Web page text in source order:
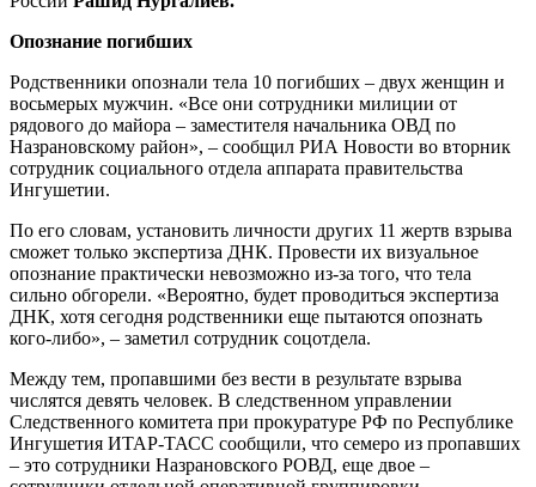
Опознание погибших
Родственники опознали тела 10 погибших – двух женщин и
восьмерых мужчин. «Все они сотрудники милиции от
рядового до майора – заместителя начальника ОВД по
Назрановскому район», – сообщил РИА Новости во вторник
сотрудник социального отдела аппарата правительства
Ингушетии.
По его словам, установить личности других 11 жертв взрыва
сможет только экспертиза ДНК. Провести их визуальное
опознание практически невозможно из-за того, что тела
сильно обгорели. «Вероятно, будет проводиться экспертиза
ДНК, хотя сегодня родственники еще пытаются опознать
кого-либо», – заметил сотрудник соцотдела.
Между тем, пропавшими без вести в результате взрыва
числятся девять человек. В следственном управлении
Следственного комитета при прокуратуре РФ по Республике
Ингушетия ИТАР-ТАСС сообщили, что семеро из пропавших
– это сотрудники Назрановского РОВД, еще двое –